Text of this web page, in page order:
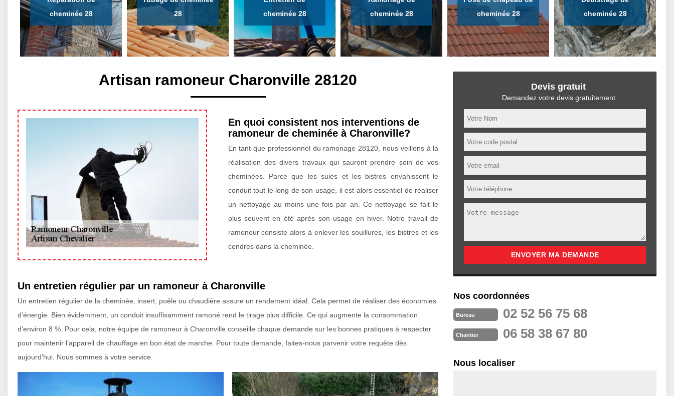
cheminée 28
28
cheminée 28
cheminée 28
cheminée 28
cheminée 28
Artisan ramoneur Charonville 28120
En quoi consistent nos interventions de
ramoneur de cheminée à Charonville?
En tant que professionnel du ramonage 28120, nous veillons à la
réalisation des divers travaux qui sauront prendre soin de vos
cheminées. Parce que les suies et les bistres envahissent le
conduit tout le long de son usage, il est alors essentiel de réaliser
un nettoyage au moins une fois par an. Ce nettoyage se fait le
plus souvent en été après son usage en hiver. Notre travail de
ramoneur consiste alors à enlever les souillures, les bistres et les
cendres dans la cheminée.
Un entretien régulier par un ramoneur à Charonville
Un entretien régulier de la cheminée, insert, poêle ou chaudière assure un rendement idéal. Cela permet de réaliser des économies
d’énergie. Bien évidemment, un conduit insuffisamment ramoné rend le tirage plus difficile. Ce qui augmente la consommation
d’environ 8 %. Pour cela, notre équipe de ramoneur à Charonville conseille chaque demande sur les bonnes pratiques à respecter
pour maintenir l’appareil de chauffage en bon état de marche. Pour toute demande, faites-nous parvenir votre requête dès
aujourd’hui. Nous sommes à votre service.
Devis gratuit
Demandez votre devis gratuitement
Nos coordonnées
Bureau 02 52 56 75 68
Chantier 06 58 38 67 80
Nous localiser